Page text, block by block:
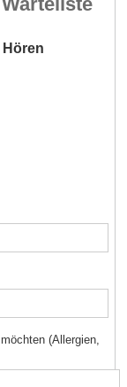
Hören
(Allergien,